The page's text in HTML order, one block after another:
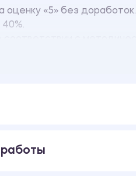
оценку «5» без доработок.
8.